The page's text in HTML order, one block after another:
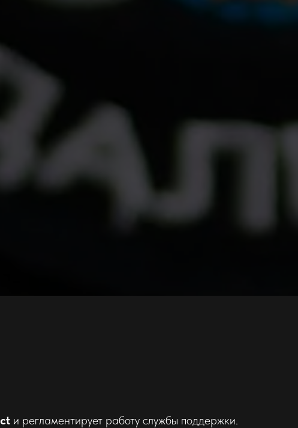
и регламентирует работу службы поддержки.